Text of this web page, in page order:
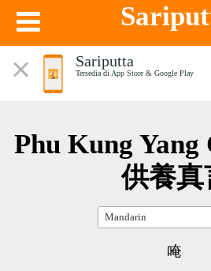
Sariputta
Tersedia di App Store & Google Play
Phu Kung Yang
供養真
唵